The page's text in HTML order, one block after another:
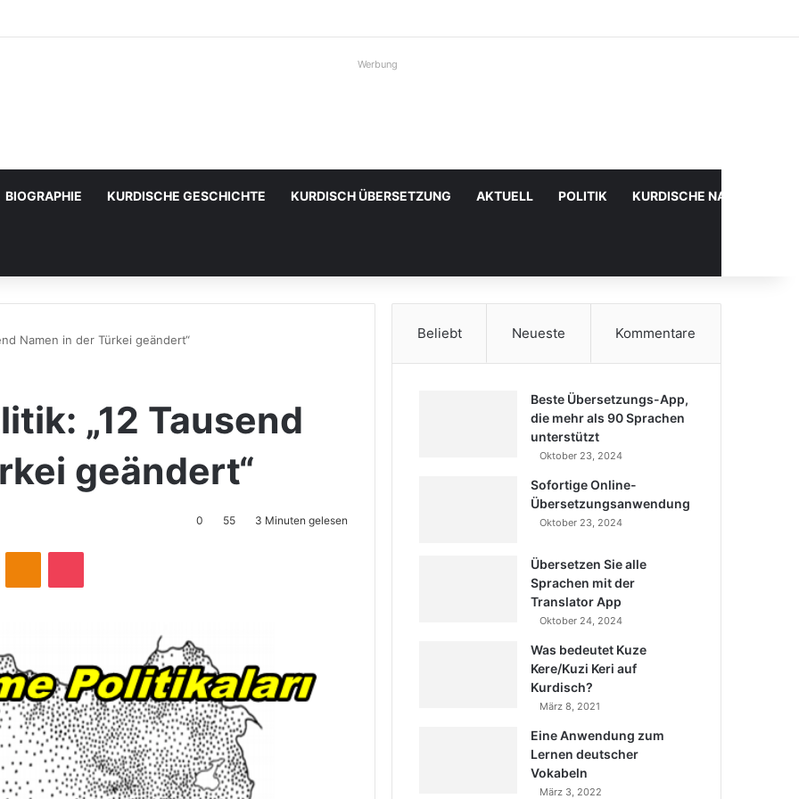
Werbung
BIOGRAPHIE KURDISCHE GESCHICHTE KURDISCH ÜBERSETZUNG AKTUELL POLITIK KURDISCHE
Namen in der Türkei geändert“
„12 Tausend
geändert“
0 55 3 Minuten gelesen
Beliebt Neueste Kommentare
Beste Übersetzungs-App,
die mehr als 90 Sprachen
unterstützt
Oktober 23, 2024
Sofortige Online-
Übersetzungsanwendung
Oktober 23, 2024
Übersetzen Sie alle
Sprachen mit der
Translator App
Oktober 24, 2024
Was bedeutet Kuze
Kere/Kuzi Keri auf
Kurdisch?
März 8, 2021
Eine Anwendung zum
Lernen deutscher
Vokabeln
März 3, 2022